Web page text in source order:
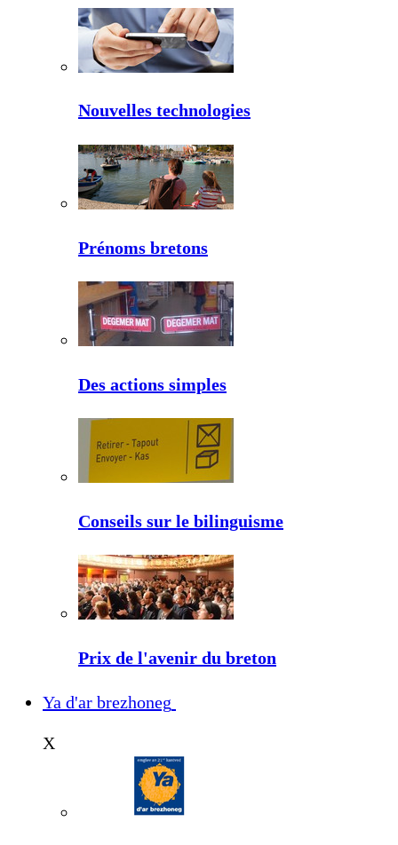
Nouvelles technologies
Prénoms bretons
Des actions simples
Conseils sur le bilinguisme
Prix de l'avenir du breton
Ya d'ar brezhoneg
X